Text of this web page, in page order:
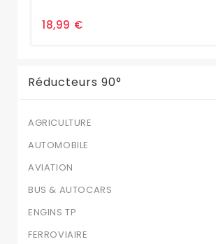
18,99 €
Réducteurs 90°
AGRICULTURE
AUTOMOBILE
AVIATION
BUS & AUTOCARS
ENGINS TP
FERROVIAIRE